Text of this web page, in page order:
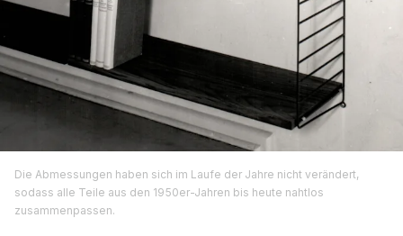
Die Abmessungen haben sich im Laufe der Jahre nicht verändert,
sodass alle Teile aus den 1950er-Jahren bis heute nahtlos
zusammenpassen.